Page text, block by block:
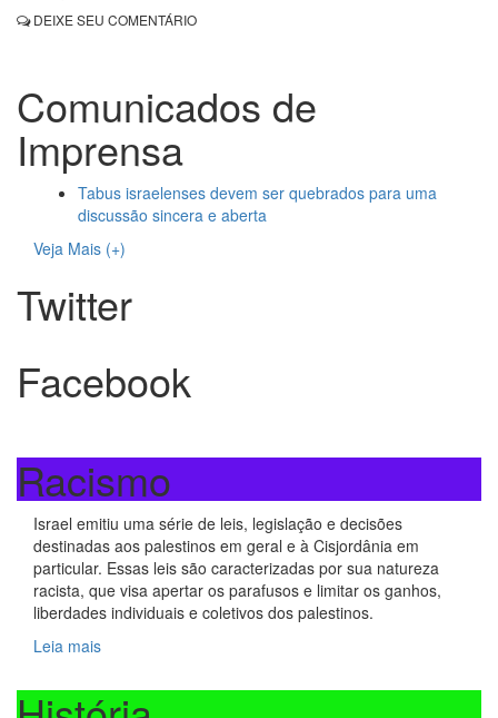
DEIXE SEU COMENTÁRIO
Comunicados de
Imprensa
Tabus israelenses devem ser quebrados para uma
discussão sincera e aberta
Veja Mais (+)
Twitter
Facebook
Racismo
Israel emitiu uma série de leis, legislação e decisões
destinadas aos palestinos em geral e à Cisjordânia em
particular. Essas leis são caracterizadas por sua natureza
racista, que visa apertar os parafusos e limitar os ganhos,
liberdades individuais e coletivos dos palestinos.
Leia mais